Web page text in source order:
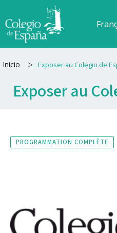
au
contenu
Inicio > Exposer au Colegio de
Exposer au
PROGRAMMATION COMPLÈTE